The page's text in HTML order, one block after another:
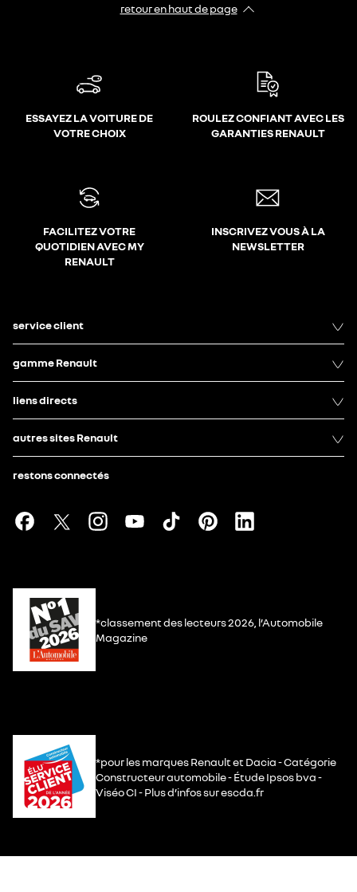
retour en haut de page​
ESSAYEZ LA VOITURE DE
VOTRE CHOIX
ROULEZ CONFIANT AVEC LES
GARANTIES RENAULT
FACILITEZ VOTRE
QUOTIDIEN AVEC MY
RENAULT
INSCRIVEZ VOUS À LA
NEWSLETTER
service client
gamme Renault
liens directs
autres sites Renault
restons connectés
*classement des lecteurs 2026, l’Automobile
Magazine
*pour les marques Renault et Dacia - Catégorie
Constructeur automobile - Étude Ipsos bva -
Viséo CI - Plus d’infos sur escda.fr